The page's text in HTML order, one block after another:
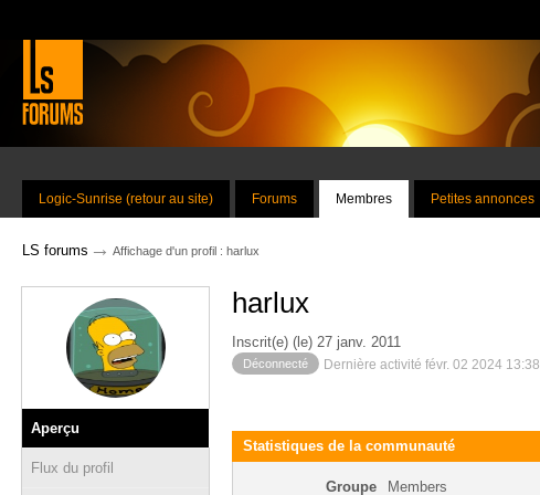
Logic-Sunrise (retour au site) Forums Membres Petites annonces
LS forums → Affichage d'un profil : harlux
Aperçu
Flux du profil
harlux
Inscrit(e) (le) 27 janv. 2011
Déconnecté Dernière activité févr. 02 2024 13:38
Statistiques de la communauté
Groupe Members